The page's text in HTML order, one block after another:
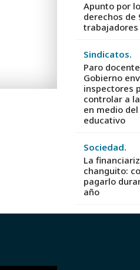
Apunto por
derechos de
trabajadores
Sindicatos.
Paro
Gobierno
inspectores
controlar a
en medio
educativo
Sociedad.
La
changuito:
pagarlo
año